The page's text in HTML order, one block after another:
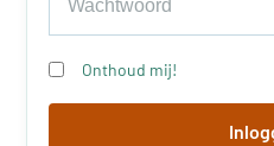
Onthoud mij!